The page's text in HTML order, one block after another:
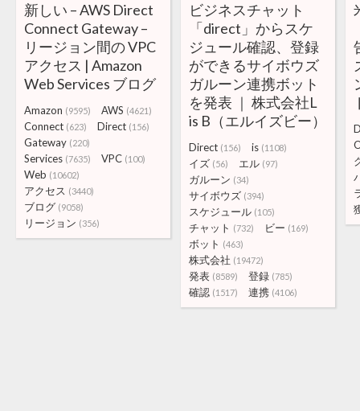
新しい – AWS Direct
Connect Gateway –
リージョン間の VPC
アクセス | Amazon
Web Services ブログ
Amazon (9595) AWS (4621)
Connect (623) Direct (156)
Gateway (220)
Services (7635) VPC (100)
Web (10602)
アクセス (3440)
ブログ (9058)
リージョン (356)
ビジネスチャット
「direct」からスケ
ジュール確認、登録
ができるサイボウズ
ガルーン連携ボット
を発表 ｜ 株式会社L
is B（エルイズビー）
Direct (156) is (1108)
イズ (56) エル (97)
ガルーン (34)
サイボウズ (394)
スケジュール (105)
チャット (732) ビー (169)
ボット (463)
株式会社 (19472)
発表 (8589) 登録 (785)
確認 (1517) 連携 (4106)